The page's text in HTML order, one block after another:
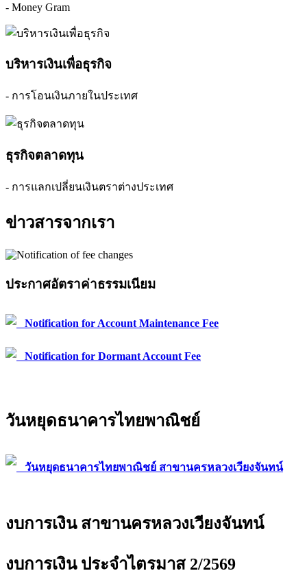
- Money Gram
บริหารเงินเพื่อธุรกิจ
- การโอนเงินภายในประเทศ
ธุรกิจตลาดทุน
- การแลกเปลี่ยนเงินตราต่างประเทศ
ข่าวสารจากเรา
ประกาศอัตราค่าธรรมเนียม
Notification for Account Maintenance Fee
Notification for Dormant Account Fee
วันหยุดธนาคารไทยพาณิชย์
วันหยุดธนาคารไทยพาณิชย์ สาขานครหลวงเวียงจันทน์
งบการเงิน สาขานครหลวงเวียงจันทน์
งบการเงิน ประจำไตรมาส 2/2569